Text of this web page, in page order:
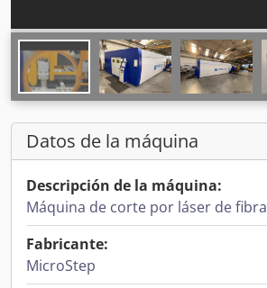
Datos de la máquina
Descripción de la máquina:
Máquina de corte por láser de fibra
Fabricante:
MicroStep